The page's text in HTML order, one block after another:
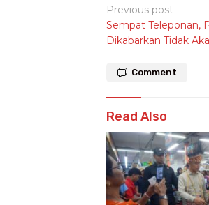
Post
navigation
Previous post
Sempat Teleponan,
Dikabarkan Tidak
Comment
Read Also